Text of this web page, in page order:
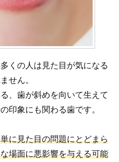
くの人は見た目が気になる
せん。
、歯が斜めを向いて生えて
印象にも関わる歯です。
に見た目の問題にとどまら
場面に悪影響を与える可能